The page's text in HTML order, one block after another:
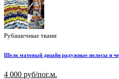
Рубашечные ткани
Шелк матовый дизайн радужные полосы и
4 000 руб/пог.м.